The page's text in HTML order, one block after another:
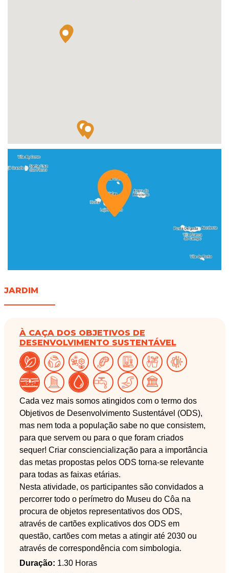
JARDIM
À CAÇA DOS OBJETIVOS DE
DESENVOLVIMENTO SUSTENTÁVEL
Cada vez mais somos atingidos com o termo dos
Objetivos de Desenvolvimento Sustentável (ODS),
mas nem toda a população sabe no que consistem,
para que servem ou para o que foram criados
sequer! Criar consciencialização para a importância
das metas propostas pelos ODS torna-se relevante
para todas as faixas etárias.
Nesta atividade, os participantes são convidados a
percorrer todo o perímetro do Museu do Côa na
procura de objetos representativos dos ODS,
através de cartões explicativos dos ODS em
questão, cartões com metas a atingir até 2030 ou
através de correspondência com simbologia.
Duração: 1.30 Horas